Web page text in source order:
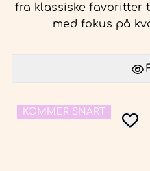
fra klassiske favoritter
med fokus på
KOMMER SNART